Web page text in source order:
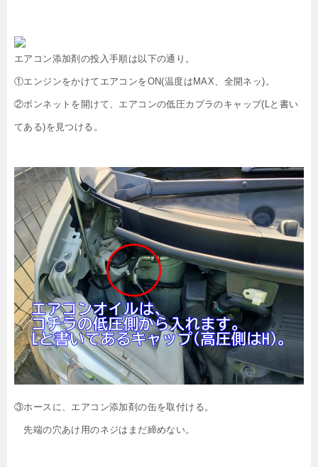
エアコン添加剤の投入手順は以下の通り。
①エンジンをかけてエアコンをON(温度はMAX、全開ネッ)。
②ボンネットを開けて、エアコンの低圧カプラのキャップ(Lと書い
てある)を見つける。
③ホースに、エアコン添加剤の缶を取付ける。
先端の穴あけ用のネジはまだ締めない。